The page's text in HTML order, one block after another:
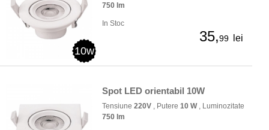
10w
750 lm
In Stoc
35,99 lei
Spot LED orientabil 10W
Tensiune 220V , Putere 10 W, Luminozitate
750 lm